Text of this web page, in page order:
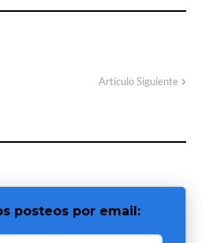
Artículo Siguiente
posteos por email: